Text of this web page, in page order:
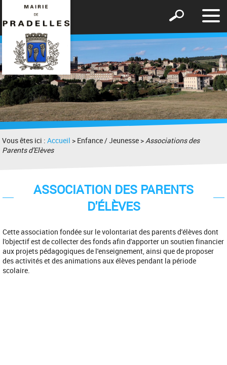
le
Afficher
formulaire
de
recherche
Vous êtes ici :Accueil > Enfance / Jeunesse >Associations des
Parents d'Elèves
ASSOCIATION DES PARENTS
D'ÉLÈVES
Cette association fondée sur le volontariat des parents d'élèves dont
l'objectif est de collecter des fonds afin d'apporter un soutien financier
aux projets pédagogiques de l'enseignement, ainsi que de proposer
des activités et des animations aux élèves pendant la période
scolaire.